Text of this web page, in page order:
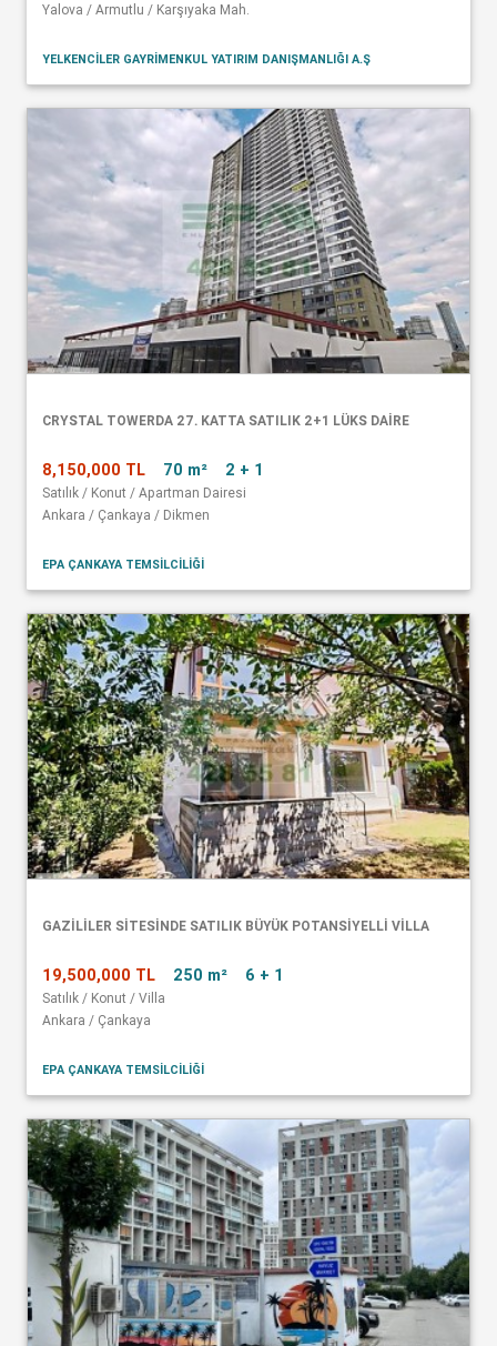
Yalova / Armutlu / Karşıyaka Mah.
YELKENCİLER GAYRİMENKUL YATIRIM DANIŞMANLIĞI A.Ş
CRYSTAL TOWERDA 27. KATTA SATILIK 2+1 LÜKS DAİRE
8,150,000 TL 70 m² 2 + 1
Satılık / Konut / Apartman Dairesi
Ankara / Çankaya / Dikmen
EPA ÇANKAYA TEMSİLCİLİĞİ
GAZİLİLER SİTESİNDE SATILIK BÜYÜK POTANSİYELLİ VİLLA
19,500,000 TL 250 m² 6 + 1
Satılık / Konut / Villa
Ankara / Çankaya
EPA ÇANKAYA TEMSİLCİLİĞİ